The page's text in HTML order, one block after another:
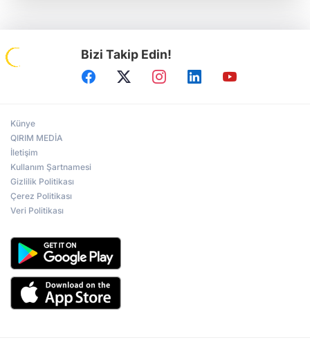
Bizi Takip Edin!
Künye
QIRIM MEDİA
İletişim
Kullanım Şartnamesi
Gizlilik Politikası
Çerez Politikası
Veri Politikası